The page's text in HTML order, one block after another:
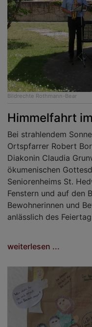
Bildrechte Rothmann-Bear
Himmelfahrt
Bei strahlendem
Ortspfarrer Robert
Diakonin Claudia
ökumenischen
Seniorenheims St.
Fenstern und auf den
Bewohnerinnen und
anlässlich des
weiterlesen ...